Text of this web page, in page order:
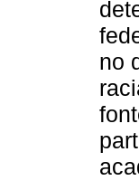
no